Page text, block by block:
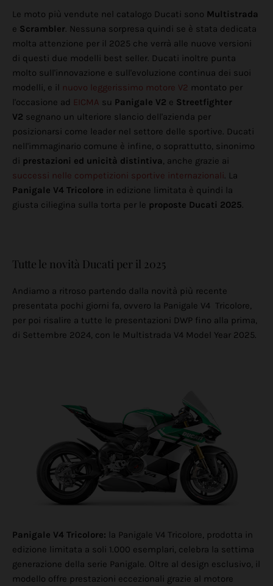
Le moto più vendute nel catalogo Ducati sono Multistrada
e Scrambler. Nessuna sorpresa quindi se è stata dedicata
molta attenzione per il 2025 che verrà alle nuove versioni
di questi due modelli best seller. Ducati inoltre punta
molto sull'innovazione e sull'evoluzione continua dei suoi
modelli, e il
nuovo leggerissimo motore V2 montato per
l'occasione ad EICMA su Panigale V2 e Streetfighter
V2 segnano un ulteriore slancio dell'azienda per
posizionarsi come leader nel settore delle sportive. Ducati
nell'immaginario comune è infine, o soprattutto, sinonimo
di prestazioni ed unicità distintiva, anche grazie ai
successi nelle competizioni sportive internazionali. La
Panigale V4 Tricolore in edizione limitata è quindi la
giusta ciliegina sulla torta per le proposte Ducati 2025.
Tutte le novità Ducati per il 2025
Andiamo a ritroso partendo dalla novità più recente
presentata pochi giorni fa, ovvero la Panigale V4 Tricolore,
per poi risalire a tutte le presentazioni DWP fino alla prima,
di Settembre 2024, con le Multistrada V4 Model Year 2025.
Panigale V4 Tricolore: la Panigale V4 Tricolore, prodotta in
edizione limitata a soli 1.000 esemplari, celebra la settima
generazione della serie Panigale. Oltre al design esclusivo, il
modello offre prestazioni eccezionali grazie al motore